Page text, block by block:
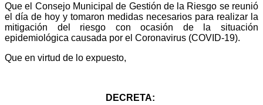
Que el Consejo Municipal de Gestión de la Riesgo se reunió
el día de hoy y tomaron medidas necesarios para realizar la
mitigación del riesgo con ocasión de la situación
epidemiológica causada por el Coronavirus (COVID-19).
Que en virtud de lo expuesto,
DECRETA: